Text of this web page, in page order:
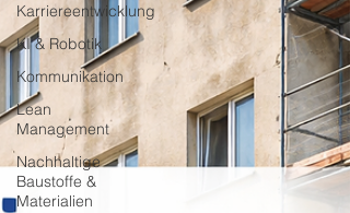
Karriereentwicklung
KI & Robotik
Kommunikation
Lean
Management
Nachhaltige
Baustoffe &
Materialien